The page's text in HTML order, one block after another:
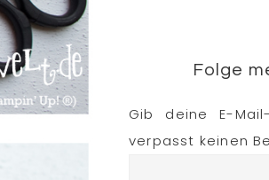
Folge
Gib deine E-
verpasst keinen